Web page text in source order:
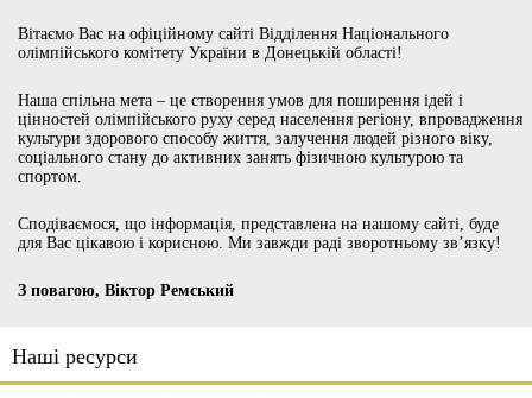
Вітаємо Вас на офіційному сайті Відділення Національного
олімпійського комітету України в Донецькій області!
Наша спільна мета – це створення умов для поширення ідей і
цінностей олімпійського руху серед населення регіону, впровадження
культури здорового способу життя, залучення людей різного віку,
соціального стану до активних занять фізичною культурою та
спортом.
Сподіваємося, що інформація, представлена на нашому сайті, буде
для Вас цікавою і корисною. Ми завжди раді зворотньому зв’язку!
З повагою, Віктор Ремський
Наші ресурси